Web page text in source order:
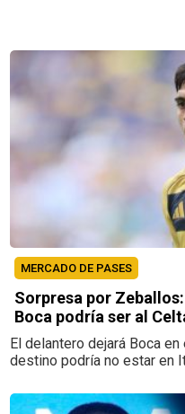
MERCADO DE PASES
Sorpresa por
Boca podría ser al
El delantero dejará Boca
destino podría no estar en